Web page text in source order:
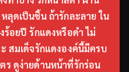
ลุดเป็นชิ้น ถ้ารักละลาย ใน
ร้อยปี รักแดงหรือดำ ไม่
สมเด็จรักแดงองค์นี้มีครบ
ร ดูง่ายด้านหน้าที่รักร่อน